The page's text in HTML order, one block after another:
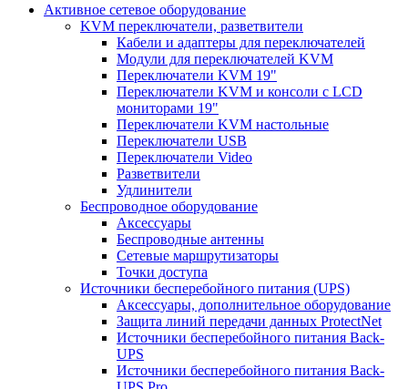
Активное сетевое оборудование
KVM переключатели, разветвители
Кабели и адаптеры для переключателей
Модули для переключателей KVM
Переключатели KVM 19"
Переключатели KVM и консоли с LCD
мониторами 19"
Переключатели KVM настольные
Переключатели USB
Переключатели Video
Разветвители
Удлинители
Беспроводное оборудование
Аксессуары
Беспроводные антенны
Сетевые маршрутизаторы
Точки доступа
Источники бесперебойного питания (UPS)
Аксессуары, дополнительное оборудование
Защита линий передачи данных ProtectNet
Источники бесперебойного питания Back-
UPS
Источники бесперебойного питания Back-